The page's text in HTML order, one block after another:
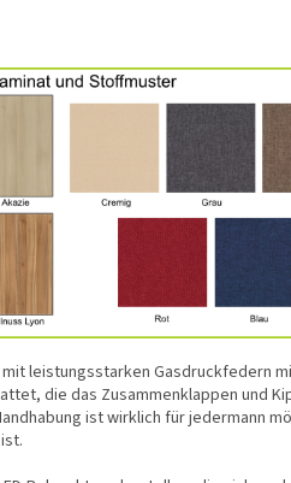
leistungsstarken Gasdruckfedern
die das Zusammenklappen und
ist wirklich für jedermann